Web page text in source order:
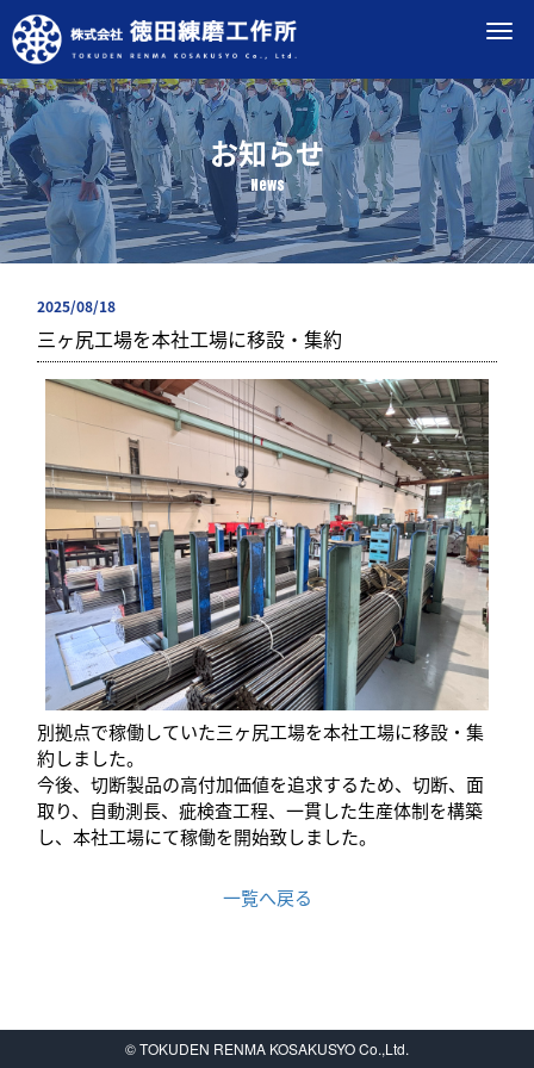
M
n
u
お知らせ
News
2025/08/18
三ヶ尻工場を本社工場に移設・集約
別拠点で稼働していた三ヶ尻工場を本社工場に移設・集
約しました。
今後、切断製品の高付加価値を追求するため、切断、面
取り、自動測長、疵検査工程、一貫した生産体制を構築
し、本社工場にて稼働を開始致しました。
一覧へ戻る
© TOKUDEN RENMA KOSAKUSYO Co.,Ltd.